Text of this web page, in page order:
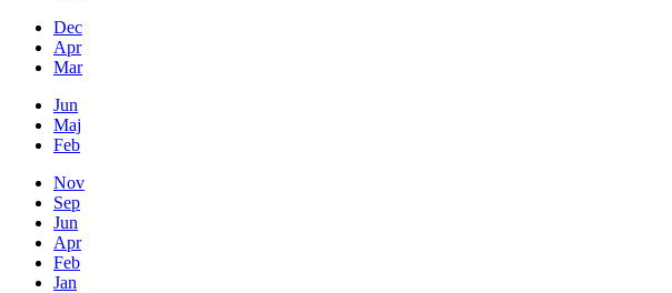
Dec
Apr
Mar
Jun
Maj
Feb
Nov
Sep
Jun
Apr
Feb
Jan